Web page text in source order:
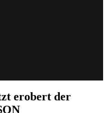
erobert der